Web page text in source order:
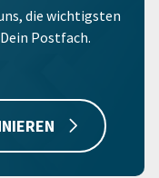
die wichtigsten
Postfach.